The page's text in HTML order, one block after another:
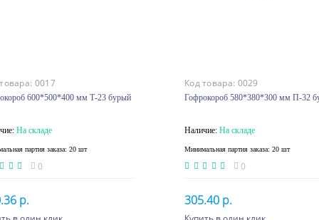
0017
600*500*400 мм Т-23 бурый
На складе
партия заказа: 20 шт
0
р.
Код товара: 0029
Гофрокороб 580*380*300 мм П-32
Наличие: На складе
Минимальная партия заказа: 20 шт
0
305.40 р.